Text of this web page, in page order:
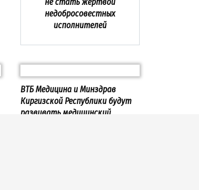
недобросовестных
исполнителей
ВТБ Медицина и Минздрав
Киргизской Республики будут
развивать медицинский